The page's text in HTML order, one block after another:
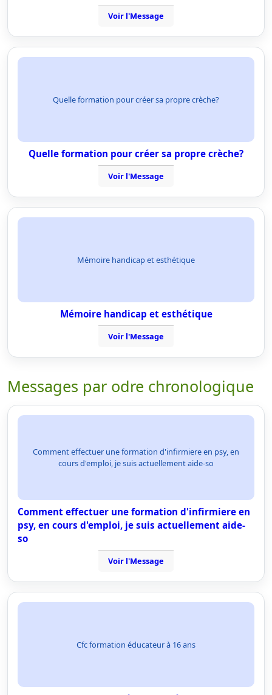
Voir l'Message
Quelle formation pour créer sa propre crèche?
Quelle formation pour créer sa propre crèche?
Voir l'Message
Mémoire handicap et esthétique
Mémoire handicap et esthétique
Voir l'Message
Messages par odre chronologique
Comment effectuer une formation d'infirmiere en psy, en
cours d'emploi, je suis actuellement aide-so
Comment effectuer une formation d'infirmiere en
psy, en cours d'emploi, je suis actuellement aide-
so
Voir l'Message
Cfc formation éducateur à 16 ans